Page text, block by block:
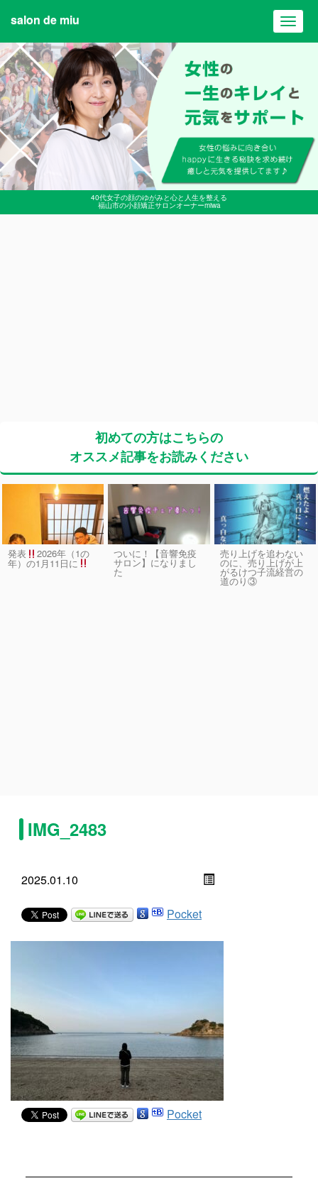
40代女子の顔のゆがみと心と人生を整える
福山市の小顔矯正サロンオーナーmiwa
salon de miu
初めての方はこちらの
オススメ記事をお読みください
発表 2026年（1の
年）の1月11日に
ついに！【音響免疫
サロン】になりまし
た
売り上げを追わない
のに、売り上げが上
がるけつ子流経営の
道のり③
IMG_2483
2025.01.10
Pocket
Pocket